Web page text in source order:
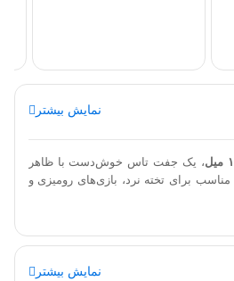
نمایش بیشتر
، یک جفت تاس خوش‌دست با ظاهر
برای تخته نرد، بازی‌های رومیزی و
تاس کامپوزیت طرح سنگ ۱۲ میل
نمایش بیشتر